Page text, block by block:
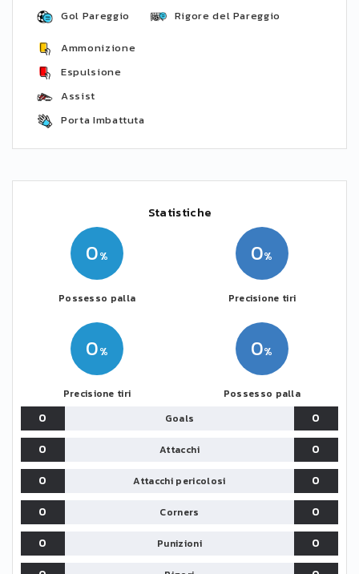
Gol Pareggio
Rigore del Pareggio
Ammonizione
Espulsione
Assist
Porta Imbattuta
Statistiche
0
Possesso palla
0
Precisione tiri
0
Possesso palla
0
Precisione tiri
0 Goals
0
0
Attacchi
0
0
Attacchi pericolosi
0
0
Corners
0
0
Punizioni
0